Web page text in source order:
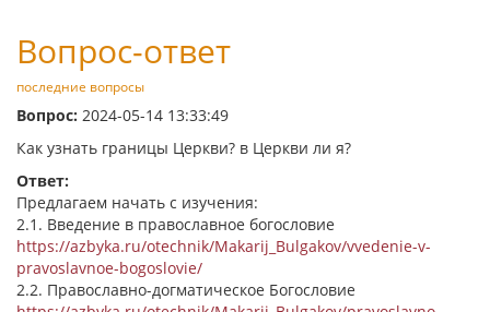
Вопрос-ответ
последние вопросы
Вопрос: 2024-05-14 13:33:49
Как узнать границы Церкви? в Церкви ли я?
Ответ:
Предлагаем начать с изучения:
2.1. Введение в православное богословие
https://azbyka.ru/otechnik/Makarij_Bulgakov/vvedenie-v-
pravoslavnoe-bogoslovie/
2.2. Православно-догматическое Богословие